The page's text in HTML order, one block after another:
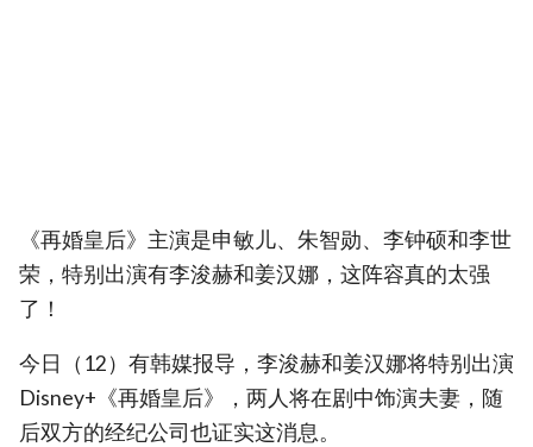
《再婚皇后》主演是申敏儿、朱智勋、李钟硕和李世
荣，特别出演有李浚赫和姜汉娜，这阵容真的太强
了！
今日（12）有韩媒报导，李浚赫和姜汉娜将特别出演
Disney+《再婚皇后》，两人将在剧中饰演夫妻，随
后双方的经纪公司也证实这消息。